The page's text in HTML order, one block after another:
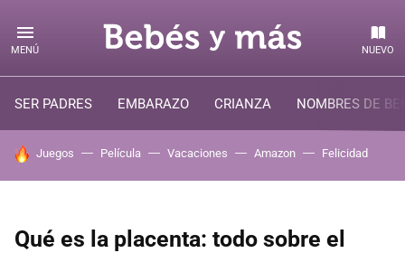
MENÚ NUEVO
SER PADRES EMBARAZO CRIANZA NOMBRES DE
HOY SE HABLA DE
Juegos Película Vacaciones Amazon Felicidad
Qué es la placenta: todo sobre el